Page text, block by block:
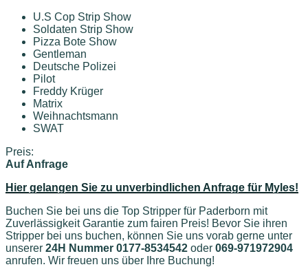
U.S Cop Strip Show
Soldaten Strip Show
Pizza Bote Show
Gentleman
Deutsche Polizei
Pilot
Freddy Krüger
Matrix
Weihnachtsmann
SWAT
Preis:
Auf Anfrage
Hier gelangen Sie zu unverbindlichen Anfrage für Myles!
Buchen Sie bei uns die Top Stripper für Paderborn mit
Zuverlässigkeit Garantie zum fairen Preis! Bevor Sie ihren
Stripper bei uns buchen, können Sie uns vorab gerne unter
unserer 24H Nummer 0177-8534542 oder 069-971972904
anrufen. Wir freuen uns über Ihre Buchung!